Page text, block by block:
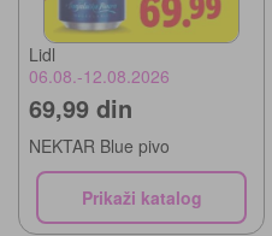
Lidl
06.08.-12.08.2026
69,99 din
NEKTAR Blue pivo
Prikaži katalog